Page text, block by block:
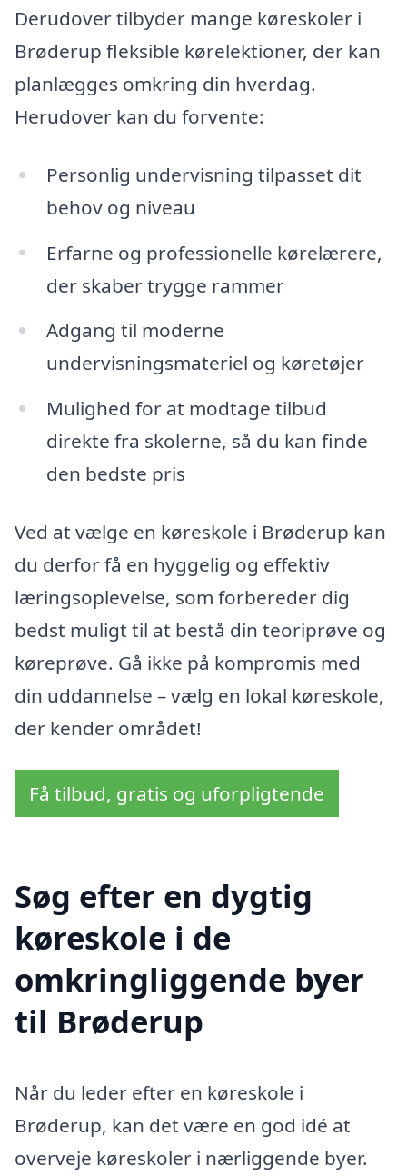
Derudover tilbyder mange køreskoler i
Brøderup fleksible kørelektioner, der kan
planlægges omkring din hverdag.
Herudover kan du forvente:
Personlig undervisning tilpasset dit
behov og niveau
Erfarne og professionelle kørelærere,
der skaber trygge rammer
Adgang til moderne
undervisningsmateriel og køretøjer
Mulighed for at modtage tilbud
direkte fra skolerne, så du kan finde
den bedste pris
Ved at vælge en køreskole i Brøderup kan
du derfor få en hyggelig og effektiv
læringsoplevelse, som forbereder dig
bedst muligt til at bestå din teoriprøve og
køreprøve. Gå ikke på kompromis med
din uddannelse – vælg en lokal køreskole,
der kender området!
Få tilbud, gratis og uforpligtende
Søg efter en dygtig
køreskole i de
omkringliggende byer
til Brøderup
Når du leder efter en køreskole i
Brøderup, kan det være en god idé at
overveje køreskoler i nærliggende byer.